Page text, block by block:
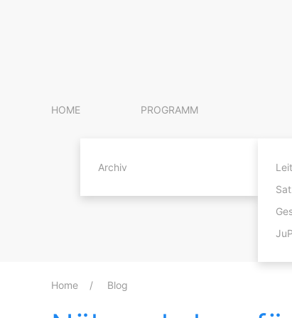
HOME PROGRAMM
Archiv
Home Blog